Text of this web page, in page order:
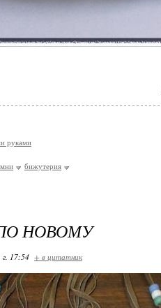
руками
бижутерия
НОВОМУ
17:54 + в цитатник